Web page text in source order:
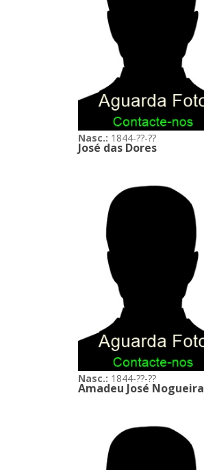
Nasc.: 1844-??-??
José das Dores
Nasc.: 1844-??-??
Amadeu José Nogueira